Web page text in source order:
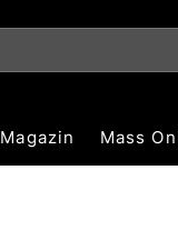
Magazin Mass